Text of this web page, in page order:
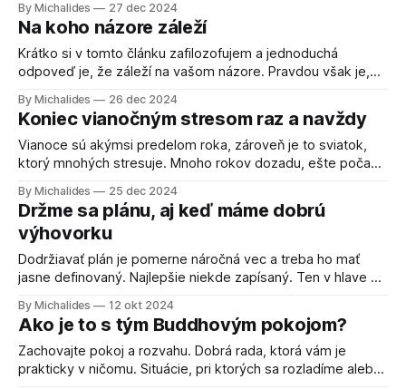
žijem život. Ako sa tieto 2 veci miešajú a prečo firmy
vymysleli work-life a prečo sa tým tak strašne
By Michalides 27 dec 2024
Na koho názore záleží
Krátko si v tomto článku zafilozofujem a jednoduchá
odpoveď je, že záleží na vašom názore. Pravdou však je,
vyzeráme na ulici, ako vyzeráme v kancelárii alebo či sme
sa vyjadrovali alebo hovorili tak, ako sme mali. Prenesené
By Michalides 26 dec 2024
Koniec vianočným stresom raz a navždy
Vianoce sú akýmsi predelom roka, zároveň je to sviatok,
ktorý mnohých stresuje. Mnoho rokov dozadu, ešte počas
možnosť oddýchnuť si a pripraviť sa do nového roku. Tiež
dohnať nejaké resty v rámci domácich úloh. Postupom času
sa však Vianoce u mňa stávali
By Michalides 25 dec 2024
Držme sa plánu, aj keď máme dobrú
výhovorku
Dodržiavať plán je pomerne náročná vec a treba ho mať
jasne definovaný. Najlepšie niekde zapísaný. Ten v hlave sa
v hlave nie je vidno historické súvislosti. Môžete sa pokúsiť
rozpamätať na jednotlivé jeho verzie, no je riziko, že sa
budú
By Michalides 12 okt 2024
Ako je to s tým Buddhovým pokojom?
Zachovajte pokoj a rozvahu. Dobrá rada, ktorá vám je
prakticky v ničomu. Situácie, pri ktorých sa rozladíme alebo